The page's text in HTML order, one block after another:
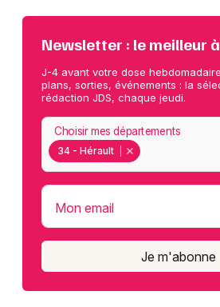
Newsletter : le meilleur
J-4 avant votre dose
plans, sorties, événements : la
rédaction JDS, chaque jeudi.
34 - Hérault
Choisir mes départements
Mon email
Je m'abonne